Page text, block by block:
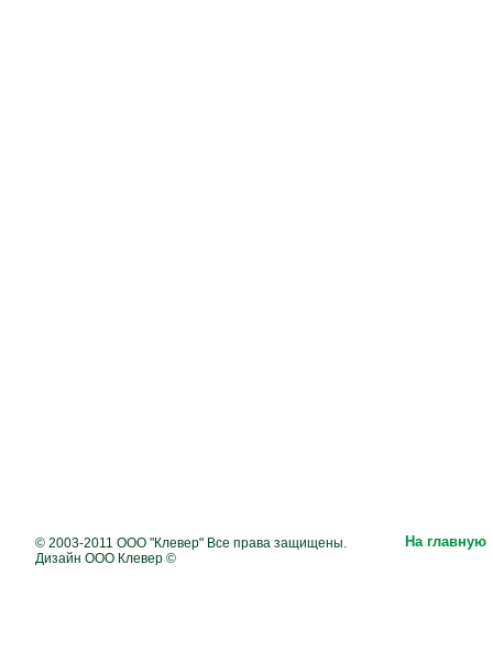
© 2003-2011 ООО "Клевер" Все права защищены.
Дизайн ООО Клевер ©
На главную